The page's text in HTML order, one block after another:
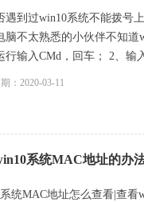
遇到过win10系统不能拨号
脑不太熟悉的小伙伴不知
行输入CMd，回车； 2、输
：2020-03-11
系统MAC地址的办
统MAC地址怎么查看|查